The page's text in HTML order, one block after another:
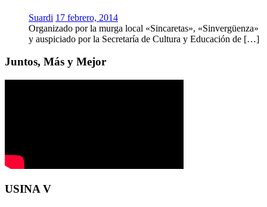
Suardi 17 febrero, 2014
Organizado por la murga local «Sincaretas», «Sinvergüenza»
y auspiciado por la Secretaría de Cultura y Educación de […]
Juntos, Más y Mejor
USINA V